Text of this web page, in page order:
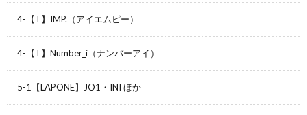
4-【T】IMP.（アイエムピー）
4-【T】Number_i（ナンバーアイ）
5-1【LAPONE】JO1・INI ほか